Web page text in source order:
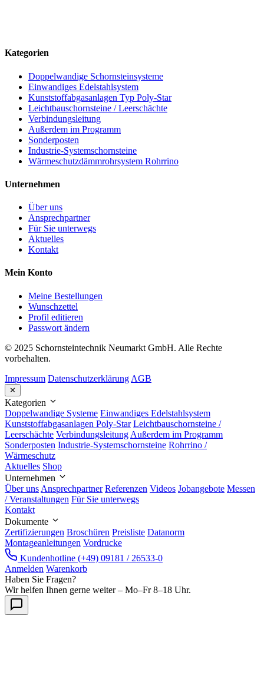
Kategorien
Doppelwandige Schornsteinsysteme
Einwandiges Edelstahlsystem
Kunststoffabgasanlagen Typ Poly-Star
Leichtbauschornsteine / Leerschächte
Verbindungsleitung
Außerdem im Programm
Sonderposten
Industrie-Systemschornsteine
Wärmeschutzdämmrohrsystem Rohrrino
Unternehmen
Über uns
Ansprechpartner
Für Sie unterwegs
Aktuelles
Kontakt
Mein Konto
Meine Bestellungen
Wunschzettel
Profil editieren
Passwort ändern
© 2025 Schornsteintechnik Neumarkt GmbH. Alle Rechte
vorbehalten.
Impressum Datenschutzerklärung AGB
✕
Kategorien
Doppelwandige Systeme Einwandiges Edelstahlsystem
Kunststoffabgasanlagen Poly-Star Leichtbauschornsteine /
Leerschächte Verbindungsleitung Außerdem im Programm
Sonderposten Industrie-Systemschornsteine Rohrrino /
Wärmeschutz
Aktuelles Shop
Unternehmen
Über uns Ansprechpartner Referenzen Videos Jobangebote Messen
/ Veranstaltungen Für Sie unterwegs
Kontakt
Dokumente
Zertifizierungen Broschüren Preisliste Datanorm
Montageanleitungen Vordrucke
Kundenhotline (+49) 09181 / 26533-0
Anmelden Warenkorb
Haben Sie Fragen?
Wir helfen Ihnen gerne weiter – Mo–Fr 8–18 Uhr.